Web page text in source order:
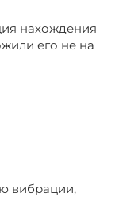
нахождения
его не на
вибрации,